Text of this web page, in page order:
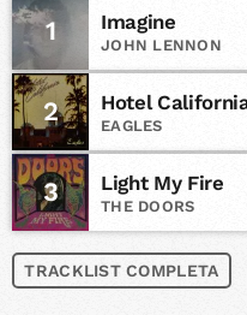
1 Imagine
JOHN LENNON
2 Hotel
EAGLES
3 Light My Fire
THE DOORS
TRACKLIST COMPLETA